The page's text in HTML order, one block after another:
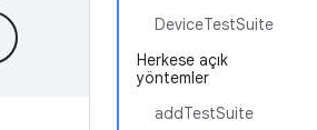
DeviceTestSuite
Herkese açık
yöntemler
addTestSuite